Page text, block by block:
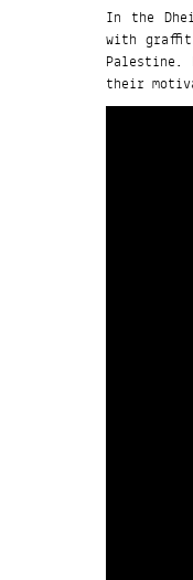
In the
with
their